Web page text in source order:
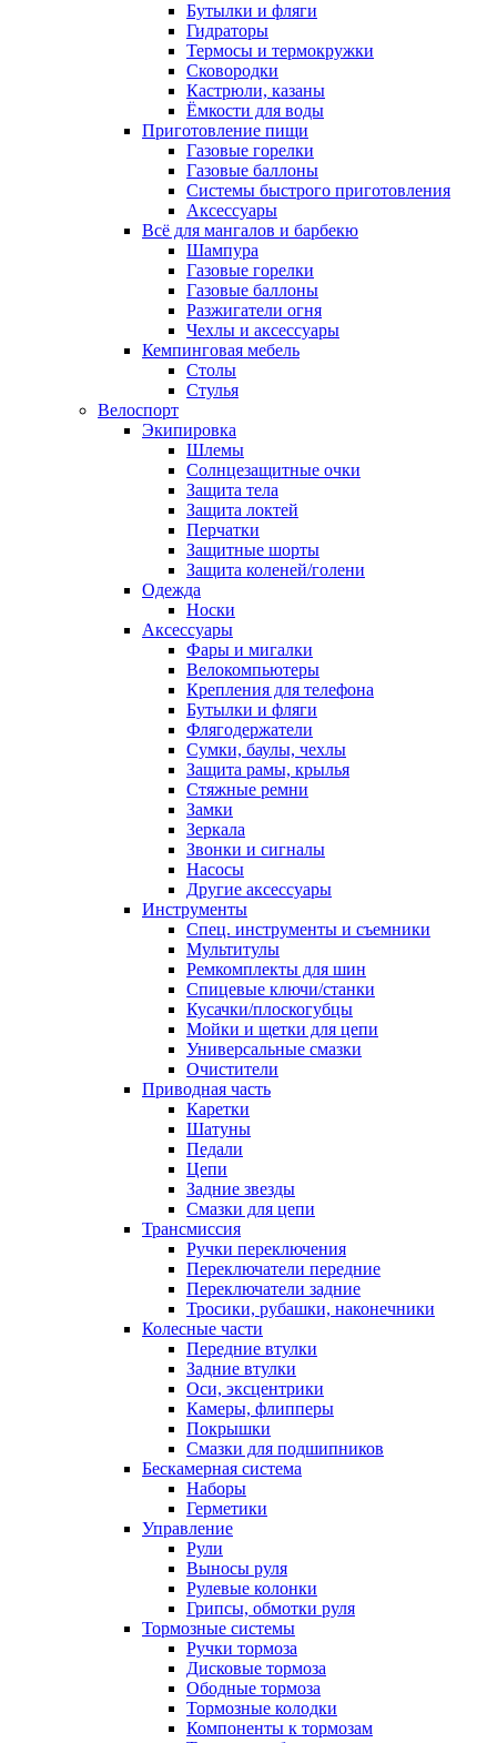
Бутылки и фляги
Гидраторы
Термосы и термокружки
Сковородки
Кастрюли, казаны
Ёмкости для воды
Приготовление пищи
Газовые горелки
Газовые баллоны
Системы быстрого приготовления
Аксессуары
Всё для мангалов и барбекю
Шампура
Газовые горелки
Газовые баллоны
Разжигатели огня
Чехлы и аксессуары
Кемпинговая мебель
Столы
Стулья
Велоспорт
Экипировка
Шлемы
Солнцезащитные очки
Защита тела
Защита локтей
Перчатки
Защитные шорты
Защита коленей/голени
Одежда
Носки
Аксессуары
Фары и мигалки
Велокомпьютеры
Крепления для телефона
Бутылки и фляги
Флягодержатели
Сумки, баулы, чехлы
Защита рамы, крылья
Стяжные ремни
Замки
Зеркала
Звонки и сигналы
Насосы
Другие аксессуары
Инструменты
Спец. инструменты и съемники
Мультитулы
Ремкомплекты для шин
Спицевые ключи/станки
Кусачки/плоскогубцы
Мойки и щетки для цепи
Универсальные смазки
Очистители
Приводная часть
Каретки
Шатуны
Педали
Цепи
Задние звезды
Смазки для цепи
Трансмиссия
Ручки переключения
Переключатели передние
Переключатели задние
Тросики, рубашки, наконечники
Колесные части
Передние втулки
Задние втулки
Оси, эксцентрики
Камеры, флипперы
Покрышки
Смазки для подшипников
Бескамерная система
Наборы
Герметики
Управление
Рули
Выносы руля
Рулевые колонки
Грипсы, обмотки руля
Тормозные системы
Ручки тормоза
Дисковые тормоза
Ободные тормоза
Тормозные колодки
Компоненты к тормозам